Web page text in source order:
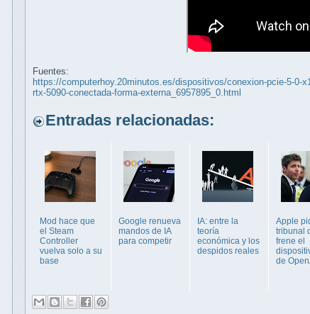
Fuentes:
https://computerhoy.20minutos.es/dispositivos/conexion-pcie-5-0-
rtx-5090-conectada-forma-externa_6957895_0.html
Entradas relacionadas:
Mod hace que
el Steam
Controller
vuelva solo a su
base
Google renueva
mandos de IA
para competir
IA: entre la
teoría
económica y los
despidos reales
Apple
tribunal
frene el
de